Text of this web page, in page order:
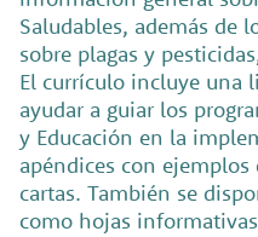
Saludables, además de
sobre plagas y
El currículo incluye una
ayudar a guiar los
y Educación en la
apéndices con
cartas. También se
como hojas